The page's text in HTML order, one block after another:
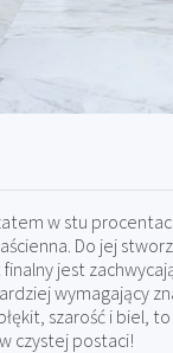
w stu
Do jej
jest
wymagający
szarość i biel, to
czystej postaci!